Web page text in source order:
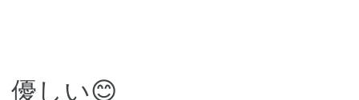
優しい😊